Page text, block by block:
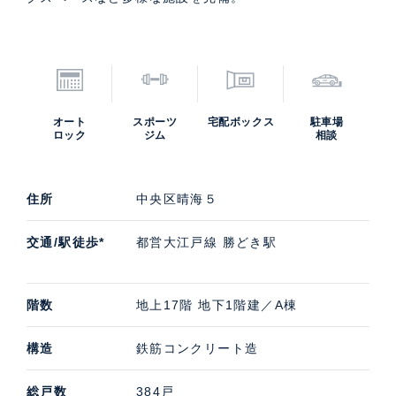
オート
ロック
スポーツ
ジム
宅配ボックス
駐車場
相談
住所 中央区晴海５
交通/駅徒歩* 都営大江戸線 勝どき駅
階数 地上17階 地下1階建／A棟
構造 鉄筋コンクリート造
総戸数 384戸